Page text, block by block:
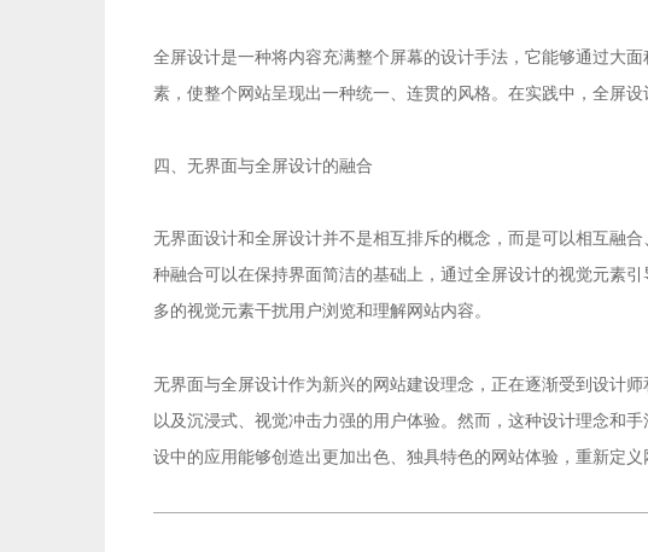
全屏设计是一种将内容充满整个屏幕的设计手法，它能够通过大
素，使整个网站呈现出一种统一、连贯的风格。在实践中，全屏
四、无界面与全屏设计的融合
无界面设计和全屏设计并不是相互排斥的概念，而是可以相互融
种融合可以在保持界面简洁的基础上，通过全屏设计的视觉元素
多的视觉元素干扰用户浏览和理解网站内容。
无界面与全屏设计作为新兴的 网站建设理念，正在逐渐受到设计
以及沉浸式、视觉冲击力强的用户体验。然而，这种设计理念和
设中的应用能够创造出更加出色、独具特色的网站体验，重新定义